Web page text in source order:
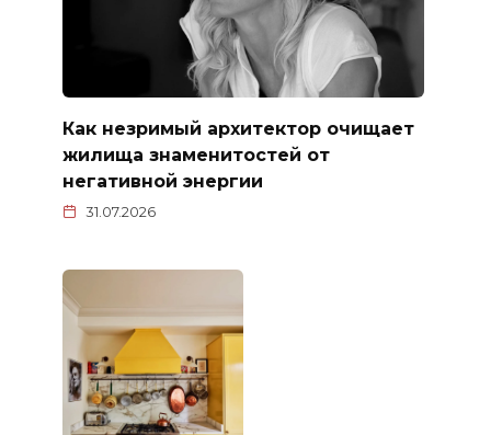
Как незримый архитектор очищает
жилища знаменитостей от
негативной энергии
31.07.2026